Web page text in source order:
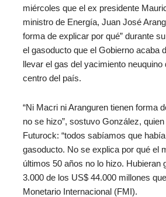
miércoles que el ex presidente
ministro de Energía, Juan José
forma de explicar por qué” durante
el gasoducto que el Gobierno acaba
llevar el gas del yacimiento neuquino
centro del país.
“Ni Macri ni Aranguren tienen forma
no se hizo”, sostuvo González,
Futurock: “todos sabíamos que
gasoducto. No se explica por qué el
últimos 50 años no lo hizo. Hubieran
3.000 de los US$ 44.000 millones
Monetario Internacional (FMI).